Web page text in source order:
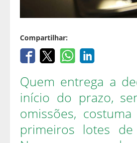
Compartilhar:
Quem entrega a
início do prazo,
omissões,
primeiros lotes de